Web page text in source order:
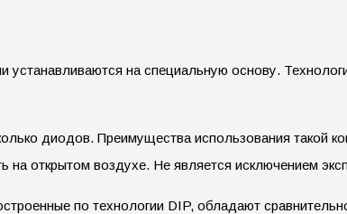
на специальную основу.
диодов. Преимущества использования такой
открытом воздухе. Не является исключением
по технологии DIP, обладают